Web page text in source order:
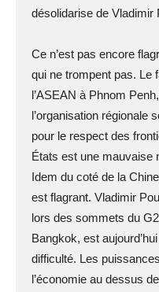
désolidarise de Vladimir
Ce n’est pas encore
qui ne trompent pas. Le
l’ASEAN à Phnom
l’organisation régionale
pour le respect des
États est une mauvaise
Idem du coté de la
est flagrant. Vladimir
lors des sommets du
Bangkok, est
difficulté. Les
l’économie au dessus